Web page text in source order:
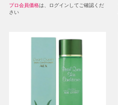
プロ会員価格は、ログインしてご確認くだ
さい